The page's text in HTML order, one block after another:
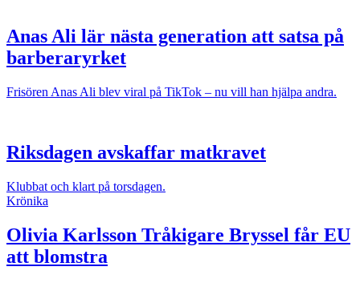
Anas Ali lär nästa generation att satsa på
barberaryrket
Frisören Anas Ali blev viral på TikTok – nu vill han hjälpa andra.
Riksdagen avskaffar matkravet
Klubbat och klart på torsdagen.
Krönika
Olivia Karlsson Tråkigare Bryssel får EU
att blomstra